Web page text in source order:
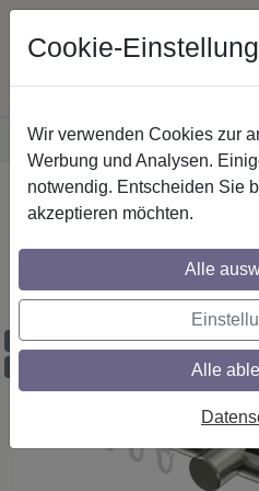
Versandkostenfreie
Sichere
Startseite Innenlaufstangen
Edelstahl-Optik in 20
Modell PRESTIGE -
Maßzuschnitt möglich
Cookie-
Wir verwenden Cookies zur
Werbung und Analysen.
notwendig. Entscheiden Sie
akzeptieren möchten.
Alle
Alle